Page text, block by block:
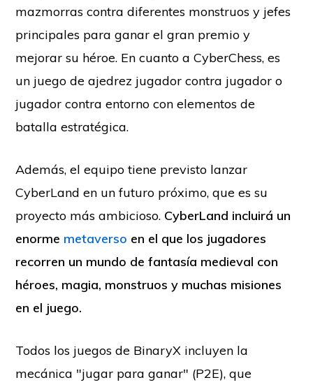
mazmorras contra diferentes monstruos y jefes
principales para ganar el gran premio y
mejorar su héroe. En cuanto a CyberChess, es
un juego de ajedrez jugador contra jugador o
jugador contra entorno con elementos de
batalla estratégica.
Además, el equipo tiene previsto lanzar
CyberLand en un futuro próximo, que es su
proyecto más ambicioso. CyberLand incluirá un
enorme metaverso en el que los jugadores
recorren un mundo de fantasía medieval con
héroes, magia, monstruos y muchas misiones
en el juego.
Todos los juegos de BinaryX incluyen la
mecánica "jugar para ganar" (P2E), que